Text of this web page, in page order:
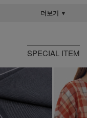
더보기 ▼
SPECIAL ITEM